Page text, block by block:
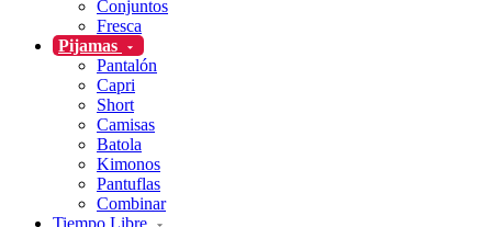
Conjuntos
Fresca
Pijamas
Pantalón
Capri
Short
Camisas
Batola
Kimonos
Pantuflas
Combinar
Tiempo Libre